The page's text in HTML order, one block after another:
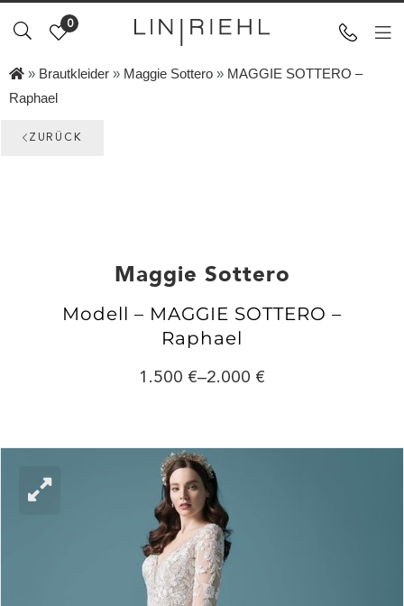
0
» Brautkleider » Maggie Sottero » MAGGIE SOTTERO –
Raphael
ZURÜCK
Maggie Sottero
Modell – MAGGIE SOTTERO –
Raphael
1.500 –2.000